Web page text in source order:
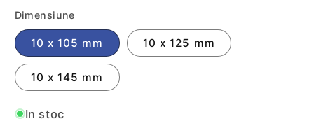
Dimensiune
10 x 105 mm 10 x 125 mm
10 x 145 mm
In stoc